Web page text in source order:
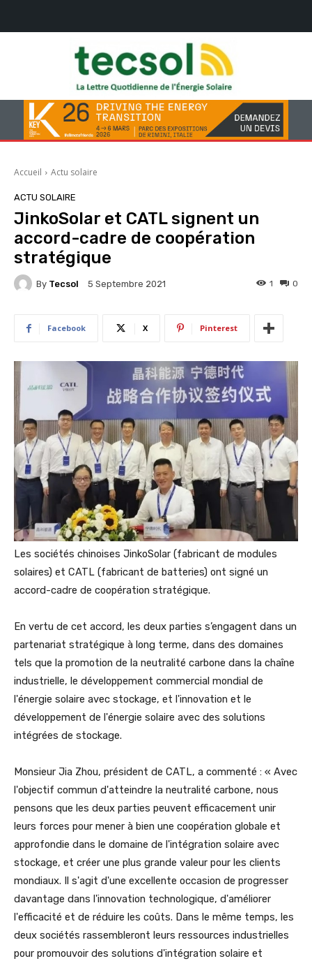
Accueil Actu solaire
ACTU SOLAIRE
JinkoSolar et CATL signent un
accord-cadre de coopération
stratégique
By Tecsol 5 Septembre 2021 0
1
Facebook X Pinterest
Les sociétés chinoises JinkoSolar (fabricant de modules
solaires) et CATL (fabricant de batteries) ont signé un
accord-cadre de coopération stratégique.
En vertu de cet accord, les deux parties s’engagent dans un
partenariat stratégique à long terme, dans des domaines
tels que la promotion de la neutralité carbone dans la chaîne
industrielle, le développement commercial mondial de
l'énergie solaire avec stockage, et l'innovation et le
développement de l'énergie solaire avec des solutions
intégrées de stockage.
Monsieur Jia Zhou, président de CATL, a commenté : « Avec
l'objectif commun d'atteindre la neutralité carbone, nous
pensons que les deux parties peuvent efficacement unir
leurs forces pour mener à bien une coopération globale et
approfondie dans le domaine de l'intégration solaire avec
stockage, et créer une plus grande valeur pour les clients
mondiaux. Il s'agit d'une excellente occasion de progresser
davantage dans l'innovation technologique, d'améliorer
l'efficacité et de réduire les coûts. Dans le même temps, les
deux sociétés rassembleront leurs ressources industrielles
pour promouvoir des solutions d'intégration solaire et